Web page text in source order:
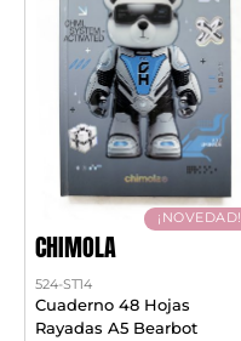
¡NOVEDAD!
CHIMOLA
524-ST14
Cuaderno 48 Hojas
Rayadas A5 Bearbot